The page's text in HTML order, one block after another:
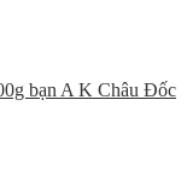
bạn A K Châu Đốc